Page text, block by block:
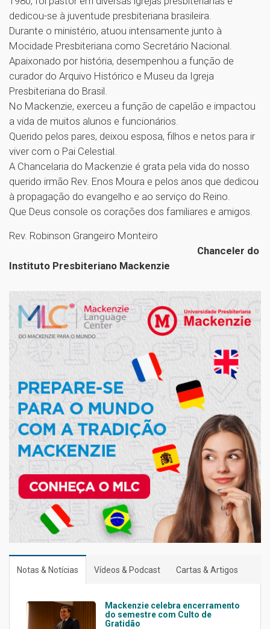
dedicou-se à juventude presbiteriana brasileira.
Durante o ministério, atuou intensamente junto à
Mocidade Presbiteriana como Secretário Nacional.
Apaixonado por história, desempenhou a função de
curador do Arquivo Histórico e Museu da Igreja
Presbiteriana do Brasil.
No Mackenzie, exerceu a função de capelão e impactou
a vida de muitos alunos e funcionários.
Querido pelos pares, deixou esposa, filhos e netos para ir
viver com o Pai Celestial.
A Chancelaria do Mackenzie é grata pela vida do nosso
querido irmão Rev. Enos Moura e pelos anos que dedicou
à propagação do evangelho e ao serviço do Reino.
Que Deus console os corações dos familiares e amigos.
Rev. Robinson Grangeiro Monteiro
Chanceler do
Instituto Presbiteriano Mackenzie
1
Notas & Notícias Vídeos & Podcast Cartas & Artigos
Mackenzie celebra encerramento
do semestre com Culto de
Gratidão